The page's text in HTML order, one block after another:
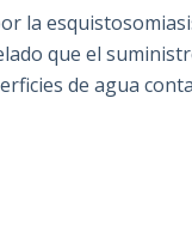
la
que el
de agua